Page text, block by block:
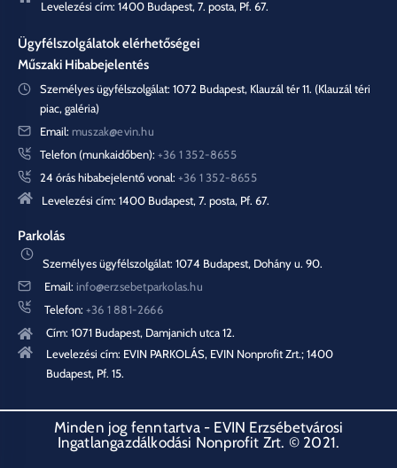
Levelezési cím: 1400 Budapest, 7. posta, Pf. 67.
Ügyfélszolgálatok elérhetőségei
Műszaki Hibabejelentés
Személyes ügyfélszolgálat: 1072 Budapest, Klauzál tér 11. (Klauzál téri
piac, galéria)
Email: muszak@evin.hu
Telefon (munkaidőben): +36 1 352-8655
24 órás hibabejelentő vonal: +36 1 352-8655
Levelezési cím: 1400 Budapest, 7. posta, Pf. 67.
Parkolás
Személyes ügyfélszolgálat: 1074 Budapest, Dohány u. 90.
Email: info@erzsebetparkolas.hu
Telefon: +36 1 881-2666
Cím: 1071 Budapest, Damjanich utca 12.
Levelezési cím: EVIN PARKOLÁS, EVIN Nonprofit Zrt.; 1400
Budapest, Pf. 15.
Minden jog fenntartva - EVIN Erzsébetvárosi
Ingatlangazdálkodási Nonprofit Zrt. © 2021.